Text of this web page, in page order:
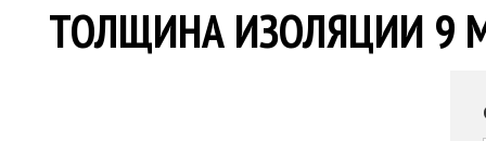
ТОЛЩИНА ИЗОЛЯЦИИ 9